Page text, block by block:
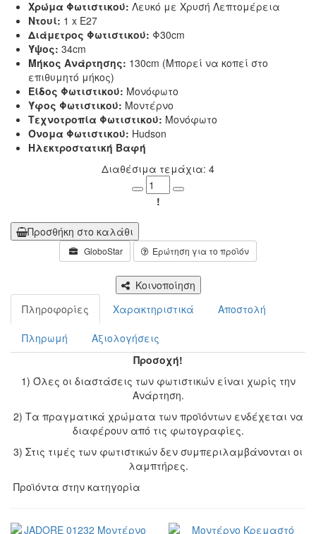
Χρώμα Φωτιστικού: Λευκό με Χρυσή Λεπτομέρεια
Ντουί: 1 x E27
Διάμετρος Φωτιστικού: Φ30cm
Ύψος: 34cm
Μήκος Ανάρτησης: 130cm (Μπορεί να κοπεί στο
επιθυμητό μήκος)
Είδος Φωτιστικού: Μονόφωτο
Ύφος Φωτιστικού: Μοντέρνο
Τεχνοτροπία Φωτιστικού: Μονόφωτο
Όνομα Φωτιστικού: Hudson
Ηλεκτροστατική Βαφή
Διαθέσιμα τεμάχια: 4
Minus
Plus
!
Προσθήκη στο καλάθι
GloboStar Ερώτηση για το προϊόν
Κοινοποίηση
Πληροφορίες
Χαρακτηριστικά Αποστολή
Πληρωμή
Αξιολογήσεις
Προσοχή!
1) Όλες οι διαστάσεις των φωτιστικών είναι χωρίς την
Ανάρτηση.
2) Τα πραγματικά χρώματα των προϊόντων ενδέχεται να
διαφέρουν από τις φωτογραφίες.
3) Στις τιμές των φωτιστικών δεν συμπεριλαμβάνονται οι
λαμπτήρες.
Προϊόντα στην κατηγορία